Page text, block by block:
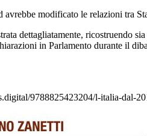
modificato le relazioni tra
dettagliatamente, ricostruendo
in Parlamento durante il
9788825423204/l-italia-dal-